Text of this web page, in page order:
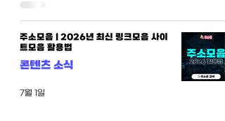
주소모음 | 2026년 최신 링크모음 사이
트모음 활용법
콘텐츠 소식
7월 1일